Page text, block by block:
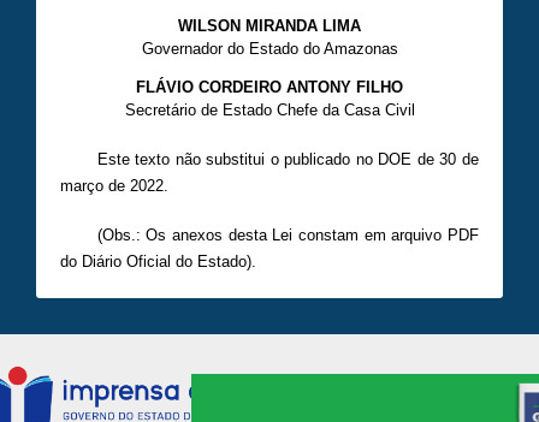
WILSON MIRANDA LIMA
Governador do Estado do Amazonas
FLÁVIO CORDEIRO ANTONY FILHO
Secretário de Estado Chefe da Casa Civil
Este texto não substitui o publicado no DOE de 30 de
março de 2022.
(Obs.: Os anexos desta Lei constam em arquivo PDF
do Diário Oficial do Estado).